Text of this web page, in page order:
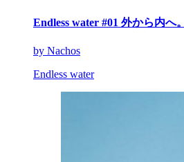
Endless water #01 外から内
by Nachos
Endless water